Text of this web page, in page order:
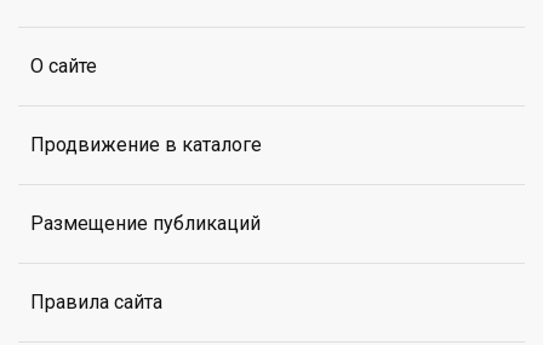
О сайте
Продвижение в каталоге
Размещение публикаций
Правила сайта